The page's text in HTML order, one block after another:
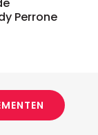
Perrone